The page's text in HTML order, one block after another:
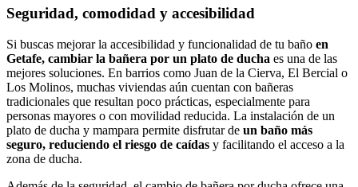
Seguridad, comodidad y accesibilidad
Si buscas mejorar la accesibilidad y funcionalidad de tu baño en
Getafe, cambiar la bañera por un plato de ducha es una de las
mejores soluciones. En barrios como Juan de la Cierva, El Bercial o
Los Molinos, muchas viviendas aún cuentan con bañeras
tradicionales que resultan poco prácticas, especialmente para
personas mayores o con movilidad reducida. La instalación de un
plato de ducha y mampara permite disfrutar de un baño más
seguro, reduciendo el riesgo de caídas y facilitando el acceso a la
zona de ducha.